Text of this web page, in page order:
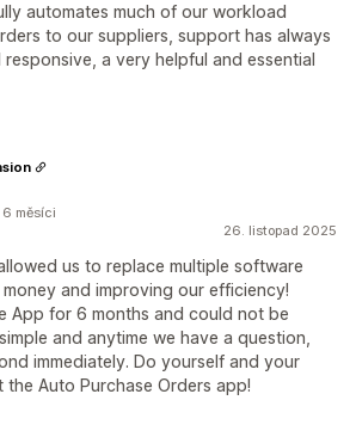
automates much of our workload
to our suppliers, support has always
a very helpful and essential
26. listopad 2025
us to replace multiple software
and improving our efficiency!
App for 6 months and could not be
and anytime we have a question,
immediately. Do yourself and your
the Auto Purchase Orders app!
měsíci